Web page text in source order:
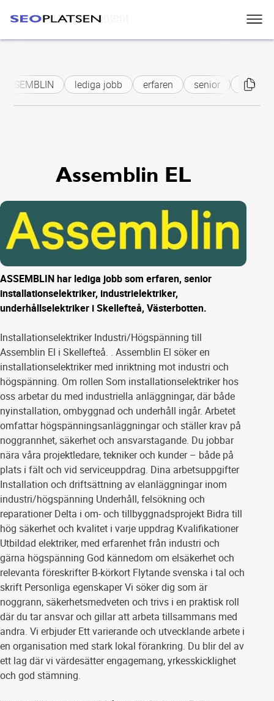
Skip to main content
ASSEMBLIN lediga jobb erfaren senior
Assemblin EL
ASSEMBLIN har lediga jobb som erfaren, senior
installationselektriker, industrielektriker,
underhållselektriker i Skellefteå, Västerbotten.
Installationselektriker Industri/Högspänning till
Assemblin El i Skellefteå. . Assemblin El söker en
installationselektriker med inriktning mot industri och
högspänning. Om rollen Som installationselektriker hos
oss arbetar du med industriella anläggningar, där både
nyinstallation, ombyggnad och underhåll ingår. Arbetet
omfattar högspänningsanläggningar och ställer krav på
noggrannhet, säkerhet och ansvarstagande. Du jobbar
nära våra projektledare, tekniker och kunder – både på
plats i fält och vid serviceuppdrag. Dina arbetsuppgifter
Installation och driftsättning av elanläggningar inom
industri/högspänning Underhåll, felsökning och
reparationer Delta i om- och tillbyggnadsprojekt Bidra till
hög säkerhet och kvalitet i varje uppdrag Kvalifikationer
Utbildad elektriker, med erfarenhet från industri och
gärna högspänning God kännedom om elsäkerhet och
relevanta föreskrifter B-körkort Flytande svenska i tal och
skrift Personliga egenskaper Vi söker dig som är
noggrann, säkerhetsmedveten och trivs i en praktisk roll
där du tar ansvar och gillar att arbeta tillsammans med
andra. Vi erbjuder Ett varierande och utvecklande arbete i
en organisation med stark lokal förankring. Du blir del av
ett lag där vi värdesätter engagemang, yrkesskicklighet
och god stämning.